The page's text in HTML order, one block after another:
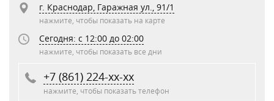
г. Краснодар, Гаражная ул., 91/1
нажмите, чтобы показать на карте
Сегодня: c 12:00 до 02:00
нажмите, чтобы показать все дни
+7 (861) 224-xx-xx
нажмите, чтобы показать телефон